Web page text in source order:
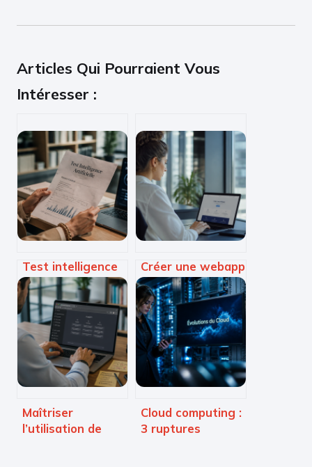
Articles Qui Pourraient Vous
Intéresser :
Test intelligence
artificielle : 3
critères
techniques pour
démasquer un
texte généré par
IA
Créer une webapp
: déployer vos
outils métier sans
passer par les
stores
d’applications
Maîtriser
l’utilisation de
Cloud computing :
3 ruptures